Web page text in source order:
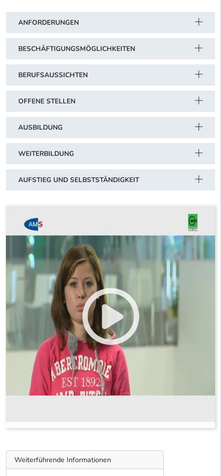
ANFORDERUNGEN
BESCHÄFTIGUNGSMÖGLICHKEITEN
BERUFSAUSSICHTEN
OFFENE STELLEN
AUSBILDUNG
WEITERBILDUNG
AUFSTIEG UND SELBSTSTÄNDIGKEIT
Weiterführende Informationen